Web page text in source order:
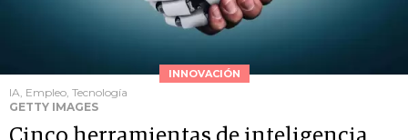
INNOVACIÓN
IA, Empleo, Tecnología
GETTY IMAGES